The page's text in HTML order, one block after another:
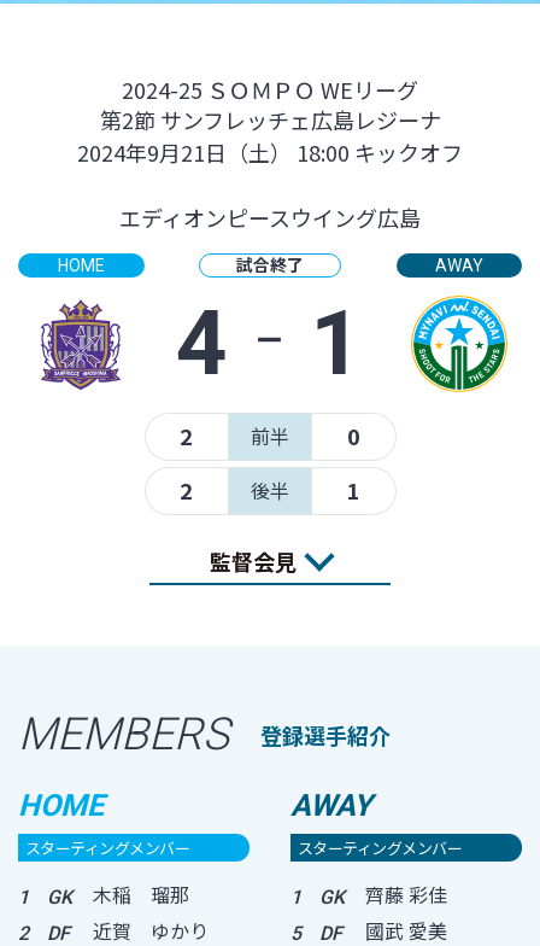
2024-25 ＳＯＭＰＯ WEリーグ
第2節 サンフレッチェ広島レジーナ
2024年9月21日（土） 18:00 キックオフ
エディオンピースウイング広島
HOME 試合終了
4‐ 1
2 前半
0
2
後半 1
AWAY
監督会見
MEMBERS 登録選手紹介
HOME
スターティングメンバー
1 GK 木稲 瑠那
2 DF 近賀 ゆかり
AWAY
スターティングメンバー
1 GK 齊藤 彩佳
5 DF 國武 愛美